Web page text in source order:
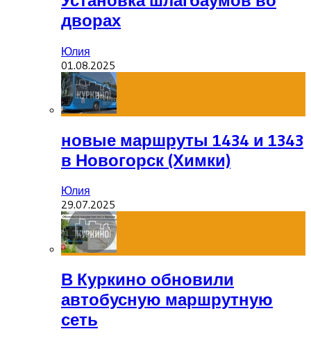
дворах
Юлия
01.08.2025
новые маршруты 1434 и 1343
в Новогорск (Химки)
Юлия
29.07.2025
В Куркино обновили
автобусную маршрутную
сеть